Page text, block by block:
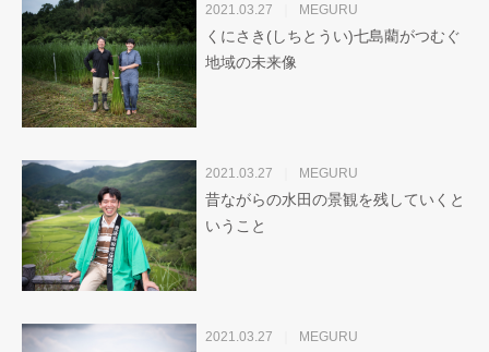
2021.03.27 MEGURU
くにさき(しちとうい)七島藺がつむぐ
地域の未来像
2021.03.27 MEGURU
昔ながらの水田の景観を残していくと
いうこと
2021.03.27 MEGURU